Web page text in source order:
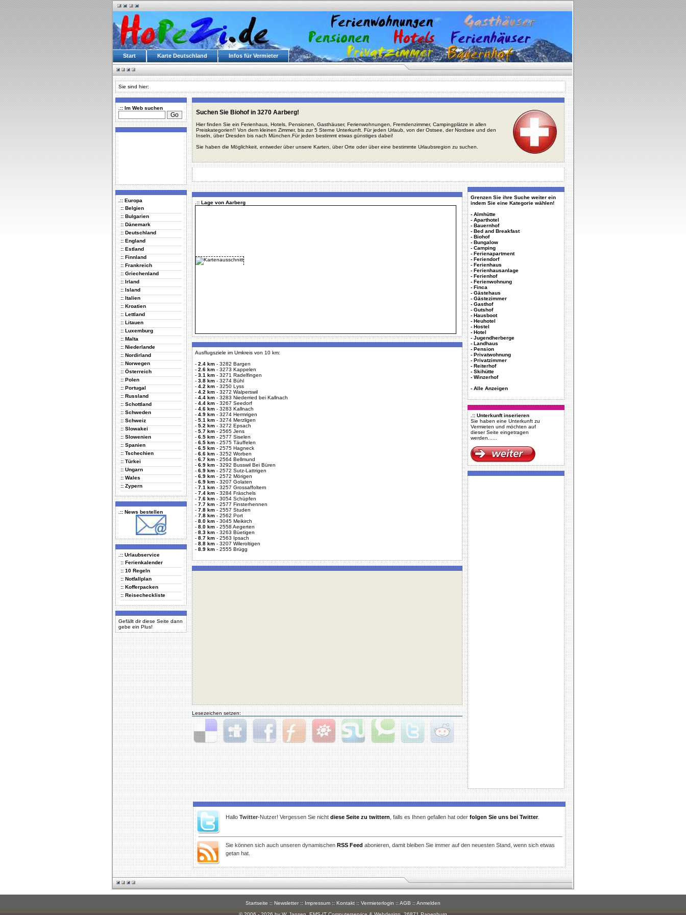
Start Karte Deutschland Infos für Vermieter
Sie sind hier:
.:: Im Web suchen
.:: Europa
:: Belgien
:: Bulgarien
:: Dänemark
:: Deutschland
:: England
:: Estland
:: Finnland
:: Frankreich
:: Griechenland
:: Irland
:: Island
:: Italien
:: Kroatien
:: Lettland
:: Litauen
:: Luxemburg
:: Malta
:: Niederlande
:: Nordirland
:: Norwegen
:: Österreich
:: Polen
:: Portugal
:: Russland
:: Schottland
:: Schweden
:: Schweiz
:: Slowakei
:: Slowenien
:: Spanien
:: Tschechien
:: Türkei
:: Ungarn
:: Wales
:: Zypern
.:: News bestellen
.:: Urlaubservice
:: Ferienkalender
:: 10 Regeln
:: Notfallplan
:: Kofferpacken
:: Reisecheckliste
Gefällt dir diese Seite dann
gebe ein Plus!
Suchen Sie Biohof in 3270 Aarberg!
Hier finden Sie ein Ferienhaus, Hotels, Pensionen, Gasthäuser, Ferienwohnungen, Fremdenzimmer, Campingplätze in allen
Preiskategorien!! Von dem kleinen Zimmer, bis zur 5 Sterne Unterkunft. Für jeden Urlaub, von der Ostsee, der Nordsee und den
Inseln, über Dresden bis nach München.Für jeden bestimmt etwas günstiges dabei!
Sie haben die Möglichkeit, entweder über unsere Karten, über Orte oder über eine bestimmte Urlaubsregion zu suchen.
.:: Lage von Aarberg
Ausflugsziele im Umkreis von 10 km:
- 2.4 km - 3282 Bargen
- 2.6 km - 3273 Kappelen
- 3.1 km - 3271 Radelfingen
- 3.8 km - 3274 Bühl
- 4.2 km - 3250 Lyss
- 4.2 km - 3272 Walperswil
- 4.4 km - 3283 Niederried bei Kallnach
- 4.4 km - 3267 Seedorf
- 4.6 km - 3283 Kallnach
- 4.9 km - 3274 Hermrigen
- 5.1 km - 3274 Merzligen
- 5.2 km - 3272 Epsach
- 5.7 km - 2565 Jens
- 6.5 km - 2577 Siselen
- 6.5 km - 2575 Täuffelen
- 6.5 km - 2575 Hagneck
- 6.6 km - 3252 Worben
- 6.7 km - 2564 Bellmund
- 6.9 km - 3292 Busswil Bei Büren
- 6.9 km - 2572 Sutz-Lattrigen
- 6.9 km - 2572 Mörigen
- 6.9 km - 3207 Golaten
- 7.1 km - 3257 Grossaffoltern
- 7.4 km - 3284 Fräschels
- 7.6 km - 3054 Schüpfen
- 7.7 km - 2577 Finsterhennen
- 7.8 km - 2557 Studen
- 7.8 km - 2562 Port
- 8.0 km - 3045 Meikirch
- 8.0 km - 2558 Aegerten
- 8.3 km - 3263 Büetigen
- 8.7 km - 2563 Ipsach
- 8.8 km - 3207 Wileroltigen
- 8.9 km - 2555 Brügg
Lesezeichen setzen:
Delicious Digg Facebook Furl StudiVZ StumbleUponTechnorati Twitter Reddit
Grenzen Sie ihre Suche weiter ein
indem Sie eine Kategorie wählen!
- Almhütte
- Aparthotel
- Bauernhof
- Bed and Breakfast
- Biohof
- Bungalow
- Camping
- Ferienapartment
- Feriendorf
- Ferienhaus
- Ferienhausanlage
- Ferienhof
- Ferienwohnung
- Finca
- Gästehaus
- Gästezimmer
- Gasthof
- Gutshof
- Hausboot
- Heuhotel
- Hostel
- Hotel
- Jugendherberge
- Landhaus
- Pension
- Privatwohnung
- Privatzimmer
- Reiterhof
- Skihütte
- Winzerhof
- Alle Anzeigen
.:: Unterkunft inserieren
Sie haben eine Unterkunft zu
Vermieten und möchten auf
dieser Seite eingetragen
werden......
Hallo Twitter-Nutzer! Vergessen Sie nicht diese Seite zu twittern , falls es Ihnen gefallen hat oder folgen Sie uns bei Twitter.
Sie können sich auch unseren dynamischen RSS Feed abonieren, damit bleiben Sie immer auf den neuesten Stand, wenn sich etwas
getan hat.
Startseite :: Newsletter :: Impressum :: Kontakt :: Vermieterlogin :: AGB :: Anmelden